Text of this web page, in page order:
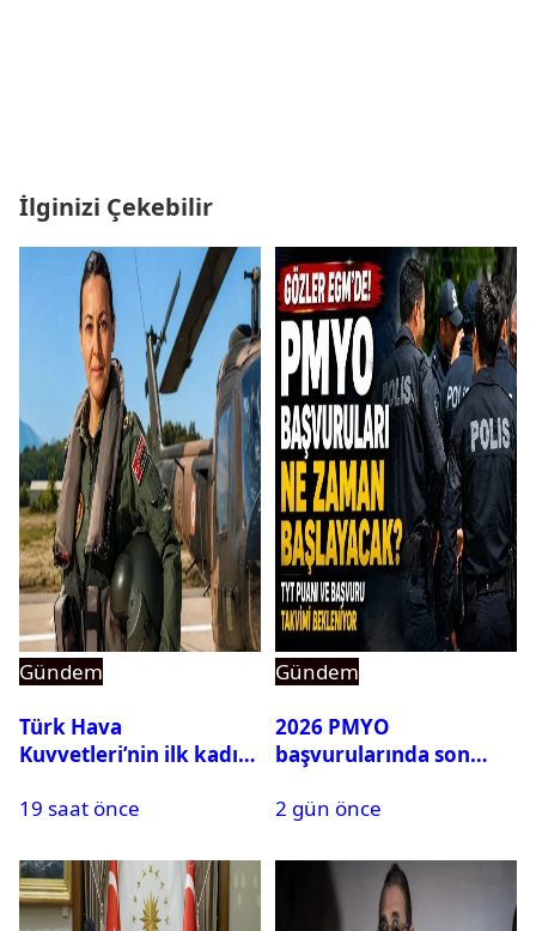
İlginizi Çekebilir
Gündem
Türk Hava
Kuvvetleri’nin ilk kadın
Karapınar hakkında
ortaya çıktı
19 saat önce
Gündem
2026 PMYO
başvurularında son
2 gün önce